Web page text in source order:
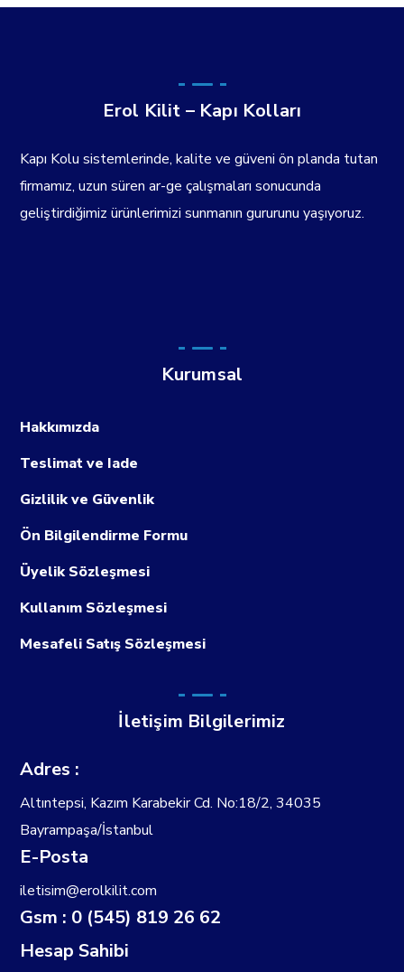
Erol Kilit – Kapı Kolları
Kapı Kolu sistemlerinde, kalite ve güveni ön planda tutan
firmamız, uzun süren ar-ge çalışmaları sonucunda
geliştirdiğimiz ürünlerimizi sunmanın gururunu yaşıyoruz.
Kurumsal
Hakkımızda
Teslimat ve Iade
Gizlilik ve Güvenlik
Ön Bilgilendirme Formu
Üyelik Sözleşmesi
Kullanım Sözleşmesi
Mesafeli Satış Sözleşmesi
İletişim Bilgilerimiz
Adres :
Altıntepsi, Kazım Karabekir Cd. No:18/2, 34035
Bayrampaşa/İstanbul
E-Posta
iletisim@erolkilit.com
Gsm : 0 (545) 819 26 62
Hesap Sahibi